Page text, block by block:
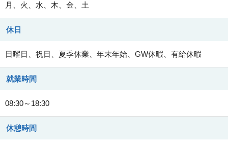
月、火、水、木、金、土
休日
日曜日、祝日、夏季休業、年末年始、GW休暇、有給休暇
就業時間
08:30～18:30
休憩時間